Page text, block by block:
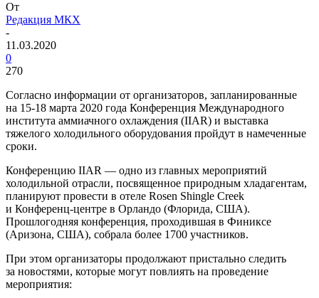
От
Редакция МКХ
-
11.03.2020
0
270
Согласно информации от организаторов, запланированные
на 15-18 марта 2020 года Конференция Международного
института аммиачного охлаждения (IIAR) и выставка
тяжелого холодильного оборудования пройдут в намеченные
сроки.
Конференцию IIAR — одно из главных мероприятий
холодильной отрасли, посвященное природным хладагентам,
планируют провести в отеле Rosen Shingle Creek
и Конференц-центре в Орландо (Флорида, США).
Прошлогодняя конференция, проходившая в Финиксе
(Аризона, США), собрала более 1700 участников.
При этом организаторы продолжают пристально следить
за новостями, которые могут повлиять на проведение
мероприятия: